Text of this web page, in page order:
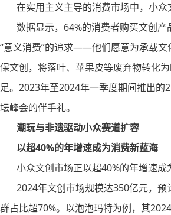
在实用主义主导的消费市场中，小众
数据显示，64%的消费者购买文创产
“意义消费”的追求——他们愿意为承载文
保文创，将落叶、苹果皮等废弃物转化
足。2023年至2024年一季度期间推出的
坛峰会的伴手礼。
潮玩与非遗驱动小众赛道扩容
以超40%的年增速成为消费新蓝海
小众文创市场正以超40%的年增速成
2024年文创市场规模达350亿元，预
群占比超70%。以泡泡玛特为例，其